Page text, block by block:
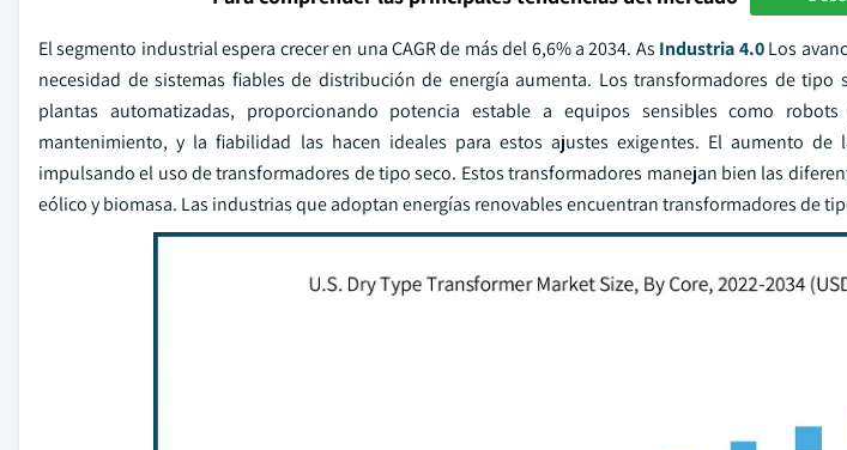
El segmento industrial espera crecer en una CAGR de más del 6,6% a 2034. As Industria 4.0Los
necesidad de sistemas fiables de distribución de energía aumenta. Los transformadores de tipo
plantas automatizadas, proporcionando potencia estable a equipos sensibles como
mantenimiento, y la fiabilidad las hacen ideales para estos ajustes exigentes. El aumento
impulsando el uso de transformadores de tipo seco. Estos transformadores manejan bien las
eólico y biomasa. Las industrias que adoptan energías renovables encuentran transformadores de